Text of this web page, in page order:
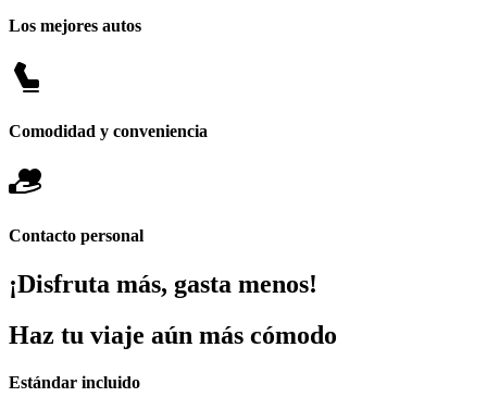
Los mejores autos
Comodidad y conveniencia
Contacto personal
¡Disfruta más, gasta menos!
Haz tu viaje aún más cómodo
Estándar incluido